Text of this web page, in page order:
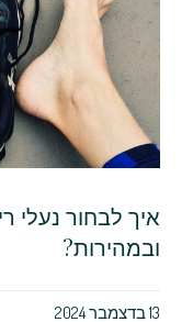
איך לבחור נעלי
ובמהירות?